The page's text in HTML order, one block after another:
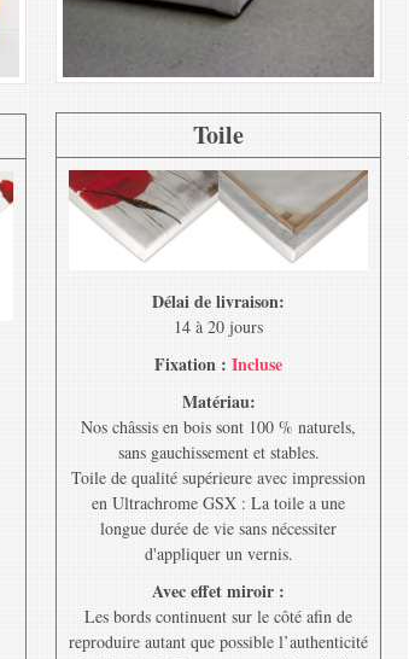
Toile
Délai de livraison:
14 à 20 jours
Fixation : Incluse
Matériau:
Nos châssis en bois sont 100 % naturels,
sans gauchissement et stables.
Toile de qualité supérieure avec impression
en Ultrachrome GSX : La toile a une
longue durée de vie sans nécessiter
d'appliquer un vernis.
Avec effet miroir :
Les bords continuent sur le côté afin de
reproduire autant que possible l’authenticité